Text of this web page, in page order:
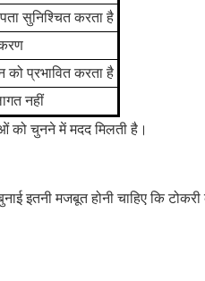
सुनिश्चित करता है
को प्रभावित करता है
नहीं
को चुनने में मदद मिलती है।
इतनी मजबूत होनी चाहिए कि